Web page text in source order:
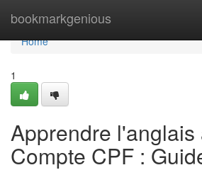
bookmarkgenious
Home
Home
1
Apprendre l'anglais
Compte CPF :